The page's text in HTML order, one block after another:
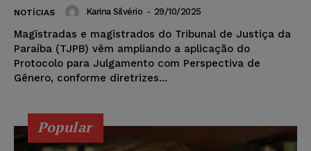
NOTÍCIAS Karina Silvério - 29/10/2025
Magistradas e magistrados do Tribunal de Justiça da
Paraíba (TJPB) vêm ampliando a aplicação do
Protocolo para Julgamento com Perspectiva de
Gênero, conforme diretrizes...
Popular